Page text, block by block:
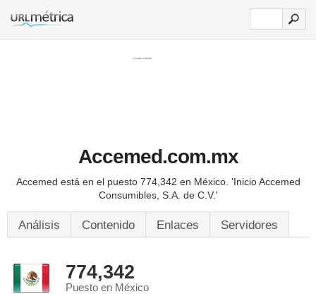
Accemed.com.mx
Accemed está en el puesto 774,342 en México. 'Inicio Accemed
Consumibles, S.A. de C.V.'
Análisis Contenido Enlaces Servidores
774,342
Puesto en México